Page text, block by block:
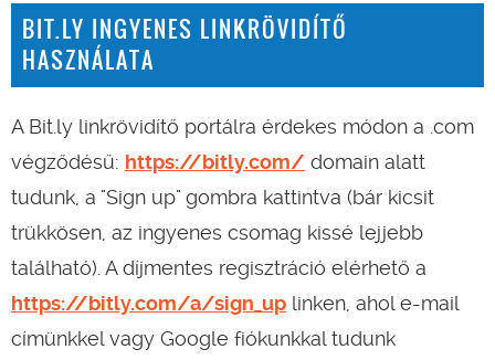
BIT.LY INGYENES LINKRÖVIDÍTŐ
HASZNÁLATA
A Bit.ly linkrövidítő portálra érdekes módon a .com
végződésű: https://bitly.com/ domain alatt
tudunk, a "Sign up" gombra kattintva (bár kicsit
trükkösen, az ingyenes csomag kissé lejjebb
található). A díjmentes regisztráció elérhető a
https://bitly.com/a/sign_up linken, ahol e-mail
címünkkel vagy Google fiókunkkal tudunk